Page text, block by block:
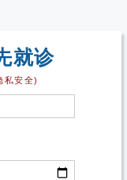
就诊
私安全)